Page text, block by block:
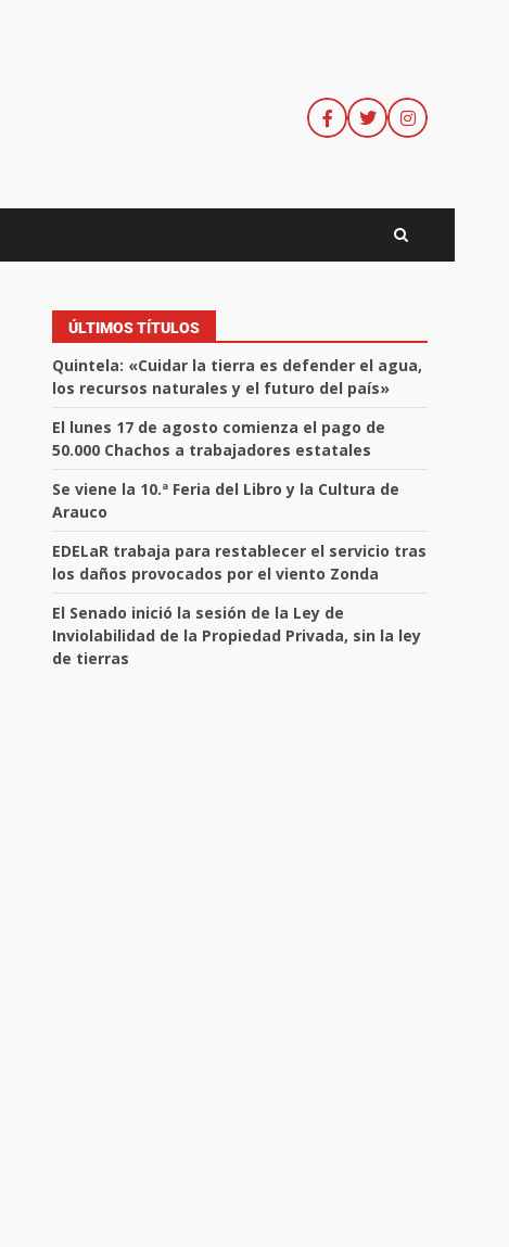
ÚLTIMOS TÍTULOS
Quintela: «Cuidar la tierra es defender el agua,
los recursos naturales y el futuro del país»
El lunes 17 de agosto comienza el pago de
50.000 Chachos a trabajadores estatales
Se viene la 10.ª Feria del Libro y la Cultura de
Arauco
EDELaR trabaja para restablecer el servicio tras
los daños provocados por el viento Zonda
El Senado inició la sesión de la Ley de
Inviolabilidad de la Propiedad Privada, sin la ley
de tierras